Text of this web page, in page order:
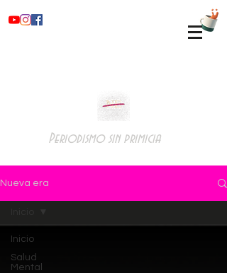
Periodismo sin primicia
Nueva era
Inicio
Salud
Mental